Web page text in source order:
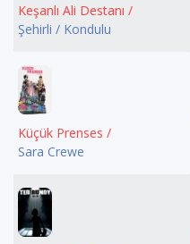
Keşanlı Ali Destanı /
Şehirli / Kondulu
Küçük Prenses /
Sara Crewe